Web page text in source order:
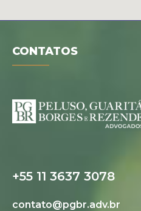
CONTATOS
+55 11 3637 3078
contato@pgbr.adv.br